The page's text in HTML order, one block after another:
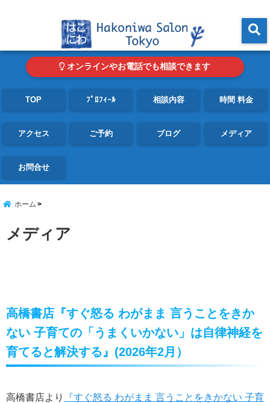
オンラインやお電話でも相談できます
TOP ﾌﾟﾛﾌｨｰﾙ 相談内容 時間 料金
アクセス ご予約 ブログ メディア
お問合せ
ホーム
メディア
高橋書店『すぐ怒る わがまま 言うことをきか
ない 子育ての「うまくいかない」は自律神経を
育てると解決する』(2026年2月）
高橋書店より
『すぐ怒る わがまま 言うことをきかない 子育